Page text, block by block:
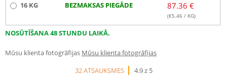
16 KG BEZMAKSAS PIEGĀDE 87.36 €
(€5.46 / KG)
NOSŪTĪŠANA 48 STUNDU LAIKĀ.
Mūsu klienta fotogrāfijas Mūsu klienta fotogrāfijas
32 ATSAUKSMES
4.9 z 5